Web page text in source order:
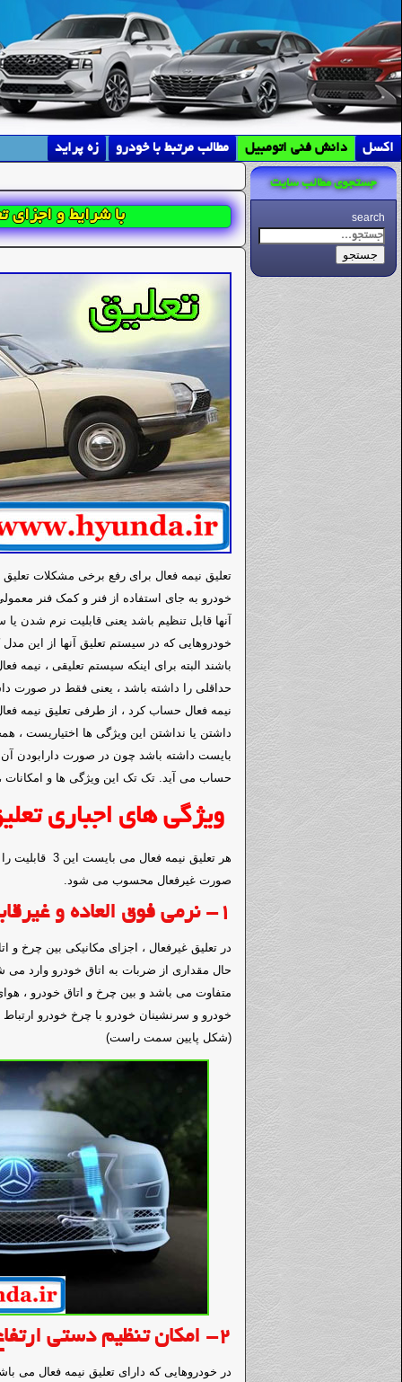
اکسل دانش فنی اتومبیل مطالب مرتبط با خودرو زه پراید
جستجوی مطالب سایت
search
جستجو
با شرایط و اجزای
تعلیق نیمه فعال برای رفع برخی مشکلات
خودرو به جای استفاده از فنر و کمک فنر
آنها قابل تنظیم باشد یعنی قابلیت نرم شدن
خودروهایی که در سیستم تعلیق آنها از این
باشند البته برای اینکه سیستم تعلیقی ، نیمه
حداقلی را داشته باشد ، یعنی فقط در صورت
نیمه فعال حساب کرد ، از طرفی تعلیق نیمه
داشتن یا نداشتن این ویژگی ها اختیاریست ،
بایست داشته باشد چون در صورت دارابودن آن
حساب می آید. تک تک این ویژگی ها و
ویژگی های اجباری
هر تعلیق نیمه
صورت غیرفعال محسوب می شود.
1- نرمی فوق العاده و
در تعلیق غیرفعال ، اجزای مکانیکی بین چرخ
حال مقداری از ضربات به اتاق خودرو وارد می
متفاوت می باشد و بین چرخ و اتاق خودرو ،
خودرو و سرنشینان خودرو با چرخ خودرو ارتباط
(شکل پایین سمت راست)
2- امکان تنظیم دستی
در خودروهایی که دارای تعلیق نیمه فعال می